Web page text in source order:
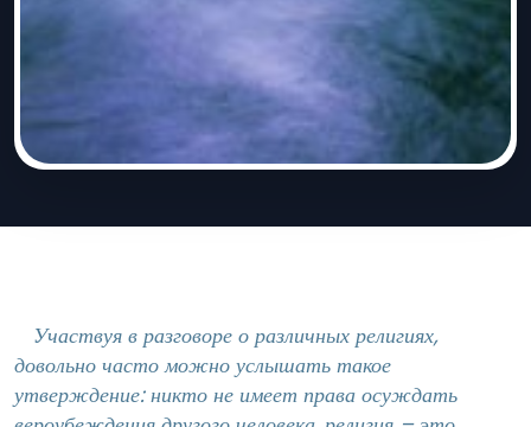
Участвуя в разговоре о различных религиях,
довольно часто можно услышать такое
утверждение: никто не имеет права осуждать